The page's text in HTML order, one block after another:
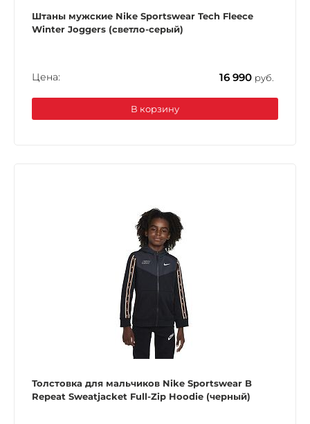
Штаны мужские Nike Sportswear Tech Fleece
Winter Joggers (светло-серый)
Цена: 16 990 руб.
В корзину
Толстовка для мальчиков Nike Sportswear B
Repeat Sweatjacket Full-Zip Hoodie (черный)